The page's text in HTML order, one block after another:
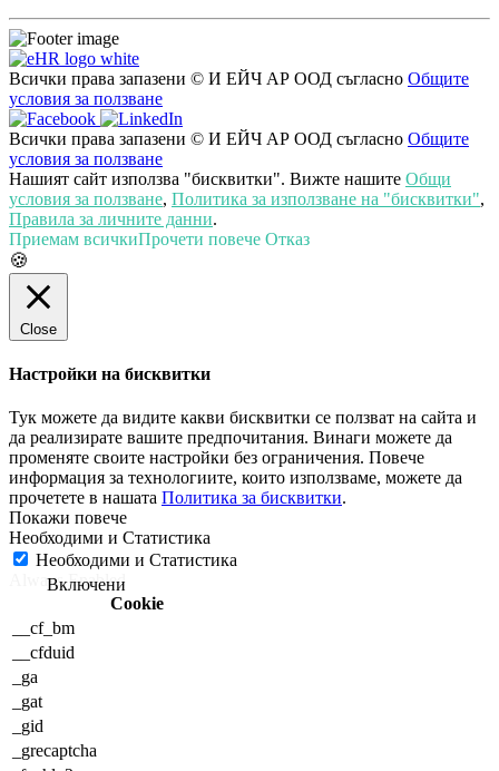
Всички права запазени © И ЕЙЧ АР ООД съгласно Общите
условия за ползване
Всички права запазени © И ЕЙЧ АР ООД съгласно Общите
условия за ползване
Нашият сайт използва "бисквитки". Вижте нашите Общи
условия за ползване, Политика за използване на "бисквитки",
Правила за личните данни.
Приемам всичкиПрочети повече Отказ
🍪
Close
Настройки на бисквитки
Тук можете да видите какви бисквитки се ползват на сайта и
да реализирате вашите предпочитания. Винаги можете да
променяте своите настройки без ограничения. Повече
информация за технологиите, които използваме, можете да
прочетете в нашата Политика за бисквитки.
Необходими и Статистика
Необходими и Статистика
Always Enabled
Cookie
__cf_bm
__cfduid
_ga
_gat
_gid
_grecaptcha